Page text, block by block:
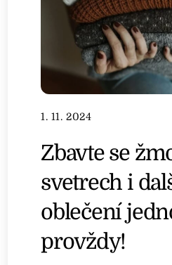
1. 11. 2024
Zbavte se
svetrech i
oblečení
provždy!